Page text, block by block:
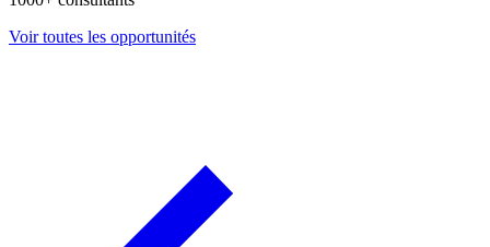
Voir toutes les opportunités